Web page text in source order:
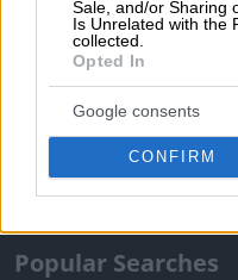
Sale, and/or Sharing
Is Unrelated with the
collected.
Opted In
Google consents
CONFIRM
Home > Prefecture of
Lawyers & Law Firms > LEX
SYNETERI DIKIGORIKI
Popular Searches